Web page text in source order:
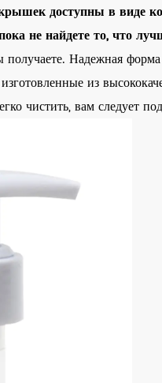
доступны в виде
не найдете то, что
получаете. Надежная
из
чистить, вам следует